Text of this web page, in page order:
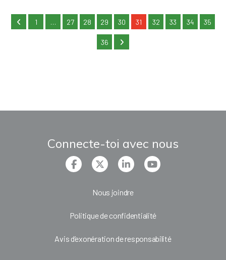
1 … 27 28 29 30 31 32 33 34 35
36
Connecte-toi avec nous
Nous joindre
Politique de confidentialité
Avis d’exonération de responsabilité